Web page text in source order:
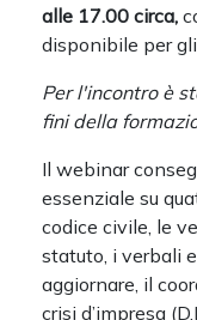
alle 17.00 circa,
disponibile per
Per l'incontro è
fini della
Il webinar
essenziale su
codice civile, le
statuto, i verbali
aggiornare, il
crisi d’impresa